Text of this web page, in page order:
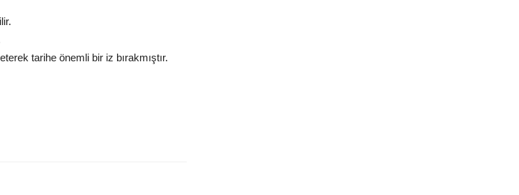
tarihe önemli bir iz bırakmıştır.